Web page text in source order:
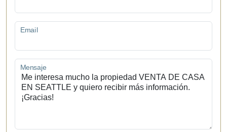
Email
Mensaje